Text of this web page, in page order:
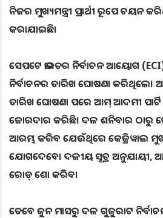
ନିଜର ମୁଖ୍ୟମନ୍ତ୍ରୀ ପ୍ରାର୍ଥୀ ରୂପେ ଚୟନ
କରାଯାଇଛି।
ସେପଟେ ଭାରତର ନିର୍ବାଚନ ଆୟୋଗ
ନିର୍ବାଚନର ତାରିଖ ଘୋଷଣା କରିଥିଲେ।
ତାରିଖ ଘୋଷଣା ପରେ ଆମ୍ ଆଦମୀ
ଜୋରଦାର କରିଛି। ଦଳ ଶନିବାର ଠାରୁ
ଆରମ୍ଭ କରିବ ଯେଉଁଥିରେ କେଜ୍ରିୱାଲ
ଯୋଗଦେବେ। ଦଳୀୟ ସୂତ୍ର ଅନୁଯାୟୀ,
ରୋଡ୍ ଶୋ କରିବ।
ତେବେ ଜୁନ ମାସରୁ ଦଳ ଗୁଜୁରାଟ